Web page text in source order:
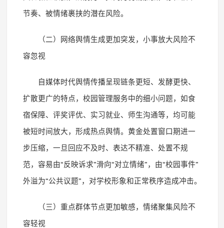
节奏、被情绪裹挟的潜在风险。
（二）网络舆情生成更加突发，小事放大风险不
容忽视
自媒体时代舆情传播呈现链条更短、发酵更快、
扩散更广的特点，校园管理服务中的细小问题，如食
宿保障、评奖评优、实习就业、师生沟通等，均可能
被短时间放大，形成热点舆情。黄金处置窗口期进一
步压缩，一旦回应不及时、表达不精准、处置不规
范，容易由“反映诉求”滑向“对立情绪”，由“校园事件”
外溢为“公共议题”，对学校形象和正常秩序造成冲击。
（三）重点群体节点更加敏感，情绪聚集风险不
容轻视